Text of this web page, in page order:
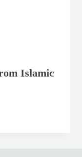
Islamic